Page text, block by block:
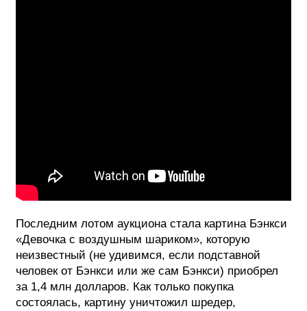
Последним лотом аукциона стала картина Бэнкси
«Девочка с воздушным шариком», которую
неизвестный (не удивимся, если подставной
человек от Бэнкси или же сам Бэнкси) приобрел
за 1,4 млн долларов. Как только покупка
состоялась, картину уничтожил шредер,